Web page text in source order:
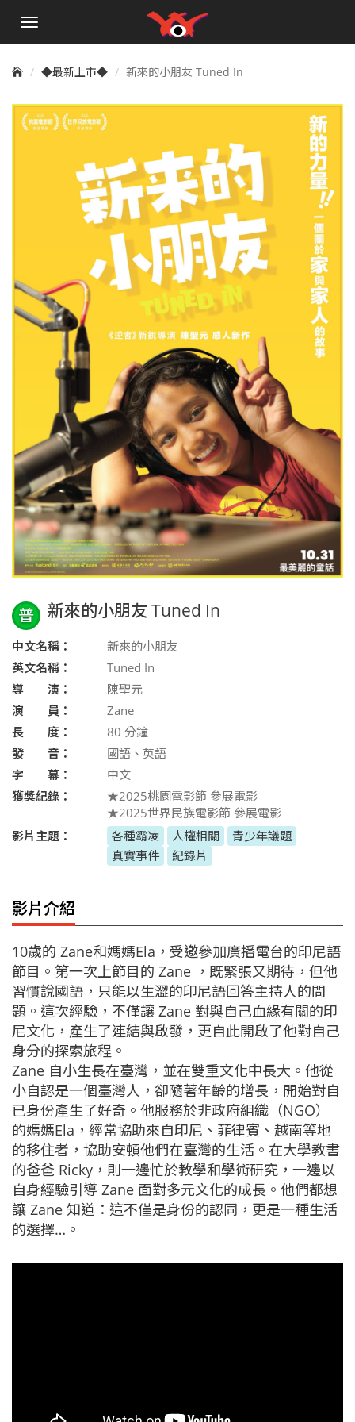
手
單
◆最新上市◆ 新來的小朋友 Tuned In
普 新來的小朋友 Tuned In
中文名稱：
新來的小朋友
英文名稱：
Tuned In
導 演：
陳聖元
演 員：
Zane
長 度：
80 分鐘
發 音：
國語、英語
字 幕：
中文
獲獎紀錄：
★2025桃園電影節 參展電影
★2025世界民族電影節 參展電影
影片主題：
各種霸凌 人權相關
青少年議題
真實事件
紀錄片
影片介紹
10歲的 Zane和媽媽Ela，受邀參加廣播電台的印尼語
節目。第一次上節目的 Zane ，既緊張又期待，但他
習慣說國語，只能以生澀的印尼語回答主持人的問
題。這次經驗，不僅讓 Zane 對與自己血緣有關的印
尼文化，產生了連結與啟發，更自此開啟了他對自己
身分的探索旅程。
Zane 自小生長在臺灣，並在雙重文化中長大。他從
小自認是一個臺灣人，卻隨著年齡的增長，開始對自
已身份產生了好奇。他服務於非政府組織（NGO）
的媽媽Ela，經常協助來自印尼、菲律賓、越南等地
的移住者，協助安頓他們在臺灣的生活。在大學教書
的爸爸 Ricky，則一邊忙於教學和學術研究，一邊以
自身經驗引導 Zane 面對多元文化的成長。他們都想
讓 Zane 知道：這不僅是身份的認同，更是一種生活
的選擇…。